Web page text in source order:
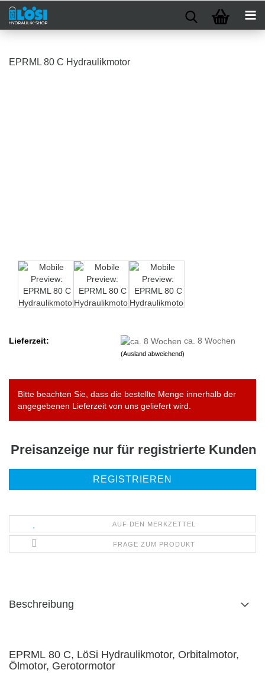
EPRML 80 C Hydraulikmotor
Lieferzeit: ca. 8 Wochen
(Ausland abweichend)
Bitte beachten Sie, dass die bestellte Menge innerhalb der
angegebenen Lieferzeit von uns geliefert wird.
Preisanzeige nur für registrierte Kunden
REGISTRIEREN
AUF DEN MERKZETTEL
FRAGE ZUM PRODUKT
Beschreibung
EPRML 80 C, LöSi Hydraulikmotor, Orbitalmotor,
Ölmotor, Gerotormotor